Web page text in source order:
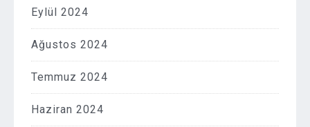
Eylül 2024
Ağustos 2024
Temmuz 2024
Haziran 2024